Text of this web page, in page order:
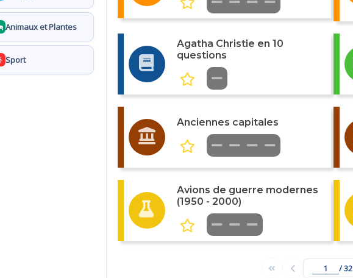
Animaux et Plantes
Sport
Agatha Christie en 10
questions
Anciennes capitales
Avions de guerre modernes
(1950 - 2000)
/ 32